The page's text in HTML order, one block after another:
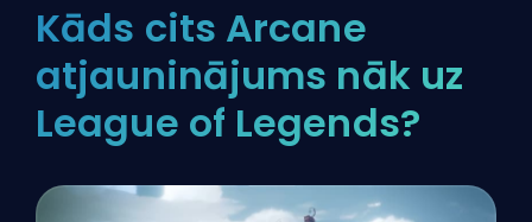
Kāds cits Arcane
atjauninājums nāk uz
League of Legends?